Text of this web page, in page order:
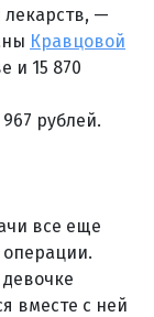
лекарств, —
Кравцовой
и 15 870
рублей.
все еще
операции.
вместе с ней